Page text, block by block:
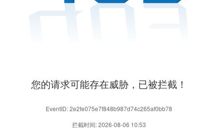
您的请求可能存在威胁，已被拦截！
EventID: 2e2fe075e7f848b987d74c265af0bb78
拦截时间: 2026-08-06 10:53